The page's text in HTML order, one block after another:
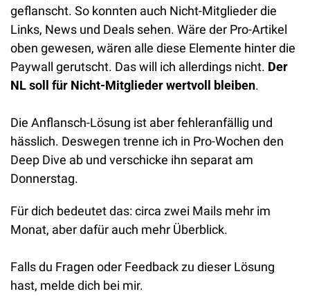
geflanscht. So konnten auch Nicht-Mitglieder die
Links, News und Deals sehen. Wäre der Pro-Artikel
oben gewesen, wären alle diese Elemente hinter die
Paywall gerutscht. Das will ich allerdings nicht. Der
NL soll für Nicht-Mitglieder wertvoll bleiben.
Die Anflansch-Lösung ist aber fehleranfällig und
hässlich. Deswegen trenne ich in Pro-Wochen den
Deep Dive ab und verschicke ihn separat am
Donnerstag.
Für dich bedeutet das: circa zwei Mails mehr im
Monat, aber dafür auch mehr Überblick.
Falls du Fragen oder Feedback zu dieser Lösung
hast, melde dich bei mir.